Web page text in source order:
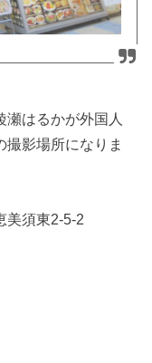
はるかが外国人
影場所になりま
美須東2-5-2